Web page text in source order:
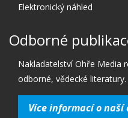
Elektronický náhled
Odborné
Nakladatelství Ohře Media
odborné, vědecké literatury.
Více informací o